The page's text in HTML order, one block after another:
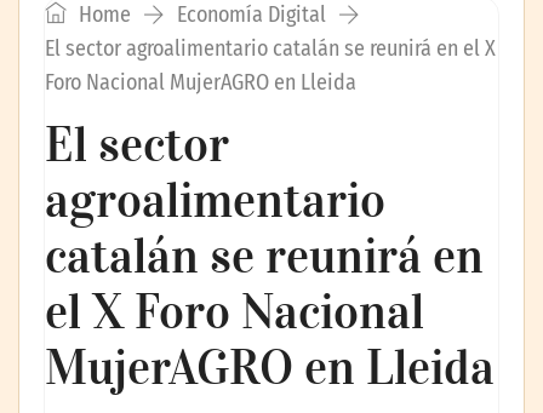
Home
Economía Digital
El sector agroalimentario catalán se reunirá en el X
Foro Nacional MujerAGRO en Lleida
El sector
agroalimentario
catalán se reunirá en
el X Foro Nacional
MujerAGRO en Lleida